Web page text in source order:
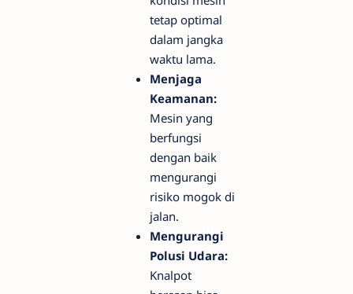
tetap optimal
dalam jangka
waktu lama.
Menjaga
Keamanan:
Mesin yang
berfungsi
dengan baik
mengurangi
risiko mogok di
jalan.
Mengurangi
Polusi Udara:
Knalpot